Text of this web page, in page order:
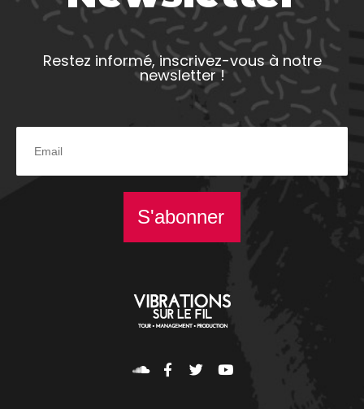
Restez informé, inscrivez-vous à notre
newsletter !
S'abonner